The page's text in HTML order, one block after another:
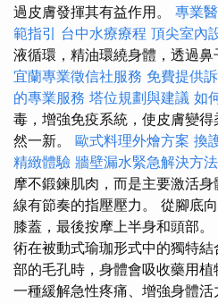
過皮膚發揮其有益作用。 專業
範指引 台中水療療程 頂尖室內
液循環，精油環繞身體，透過鼻
宜蘭專業徵信社服務 免費提供
的專業服務 塔位規劃與建議 如
毒，增強免疫系統，使皮膚變
然一新。 歐式料理外燴方案 換
精緻體驗 牆壁漏水緊急解決方法
摩不鍛鍊肌肉，而是主要激活
線有節奏的指壓壓力。 從腳底
膝蓋，最後按摩上半身和頭部
術在被動式瑜珈形式中的獨特
部的毛孔時，身體會吸收藥用
一種緩解急性疼痛、增強身體